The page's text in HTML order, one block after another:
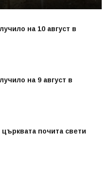
на 10 август в
на 9 август в
църквата почита свети